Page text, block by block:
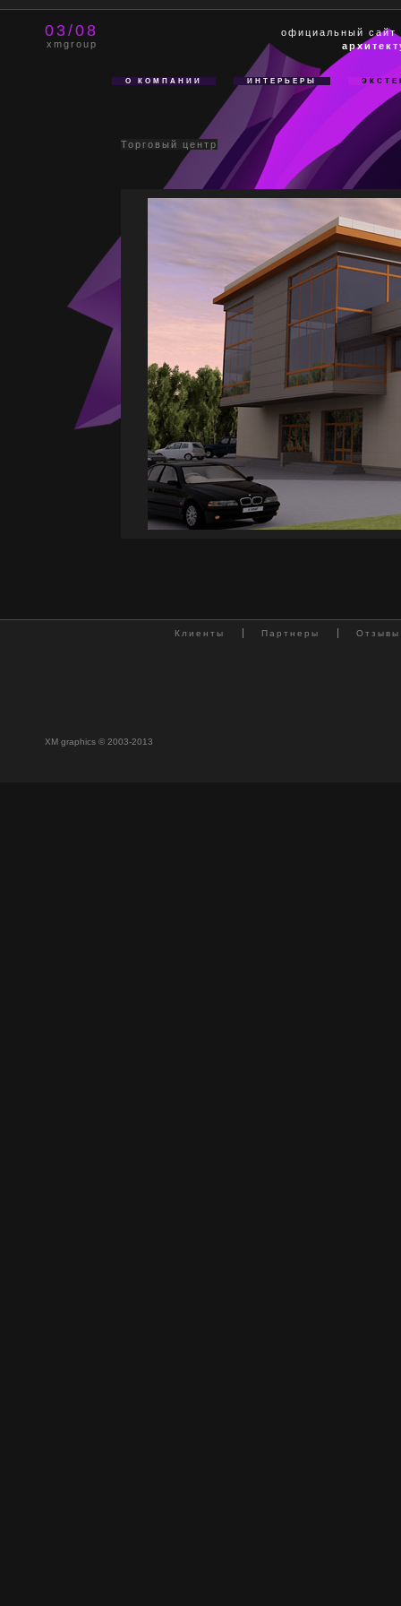
03/08
xmgroup
официальный сайт
О КОМПАНИИ ИНТЕРЬЕРЫ
Торговый центр
Клиенты Партнеры Отзывы
XM graphics © 2003-2013